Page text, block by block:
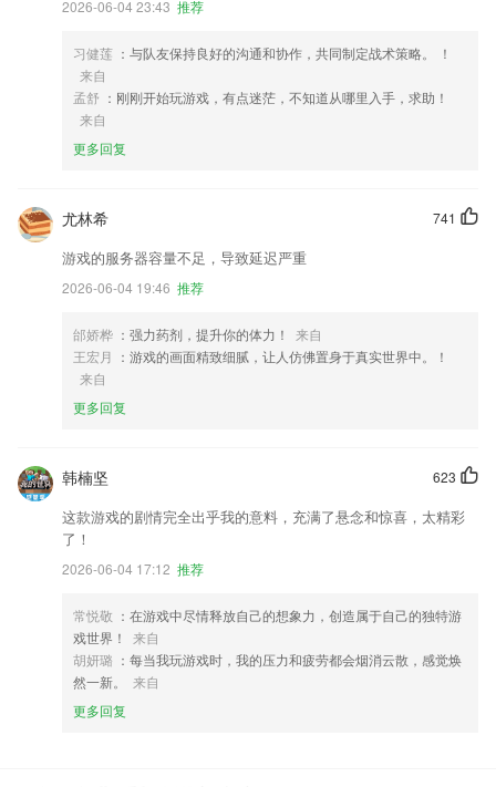
2026-06-04 23:43 推荐
习健莲 ：与队友保持良好的沟通和协作，共同制定战术策略。 ！
来自
孟舒 ：刚刚开始玩游戏，有点迷茫，不知道从哪里入手，求助！
来自
更多回复
741
尤林希
游戏的服务器容量不足，导致延迟严重
2026-06-04 19:46 推荐
邰娇桦 ：强力药剂，提升你的体力！
来自
王宏月 ：游戏的画面精致细腻，让人仿佛置身于真实世界中。！
来自
更多回复
623
韩楠坚
这款游戏的剧情完全出乎我的意料，充满了悬念和惊喜，太精彩
了！
2026-06-04 17:12 推荐
常悦敬 ：在游戏中尽情释放自己的想象力，创造属于自己的独特游
戏世界！
来自
胡妍璐 ：每当我玩游戏时，我的压力和疲劳都会烟消云散，感觉焕
然一新。
来自
更多回复